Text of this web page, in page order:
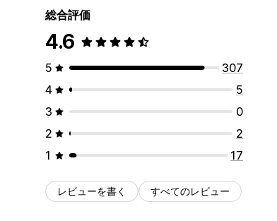
総合評価
4.6
5
307
4
5
3
0
2
2
1
17
レビューを書く すべてのレビュー